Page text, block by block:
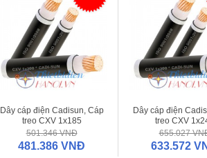
Dây cáp điện Cadisun, Cáp
treo CXV 1x185
501.346 VNĐ
481.386 VNĐ
Dây cáp điện
treo CXV
655.027
633.572